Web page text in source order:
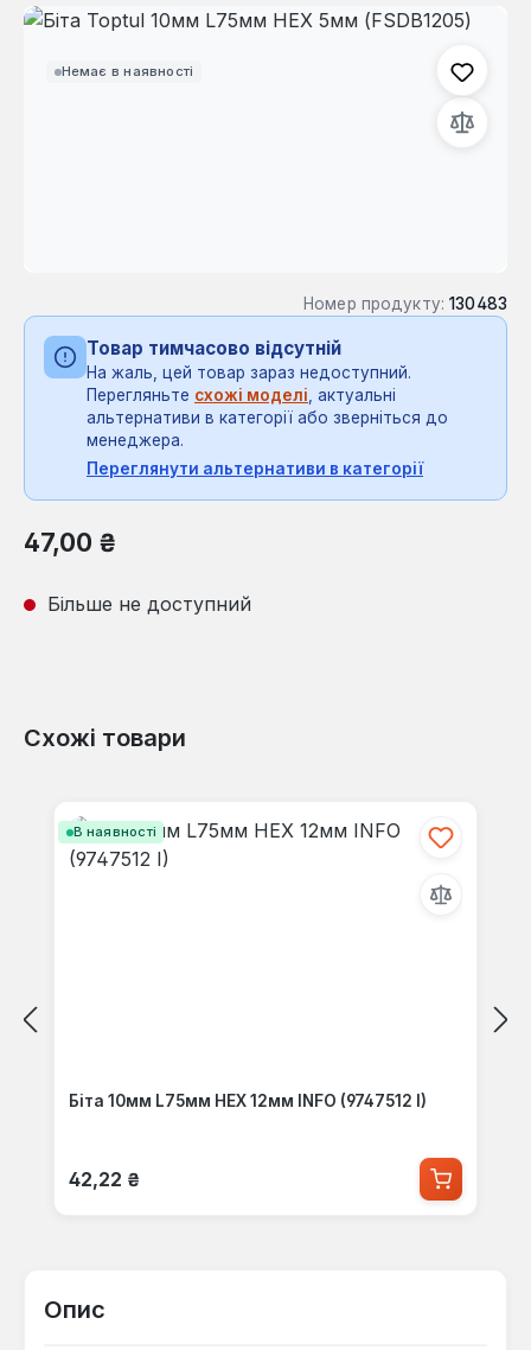
Немає в наявності
Пропустити галерею зображень
Номер продукту: 130483
Товар тимчасово відсутній
На жаль, цей товар зараз недоступний.
Перегляньте схожі моделі, актуальні
альтернативи в категорії або зверніться до
менеджера.
Переглянути альтернативи в категорії
Звичайна ціна:
47,00 ₴
Більше не доступний
Схожі товари
В наявності
Біта 10мм L75мм HEX 12мм INFO (9747512 I)
Звичайна ціна:
42,22 ₴
Опис